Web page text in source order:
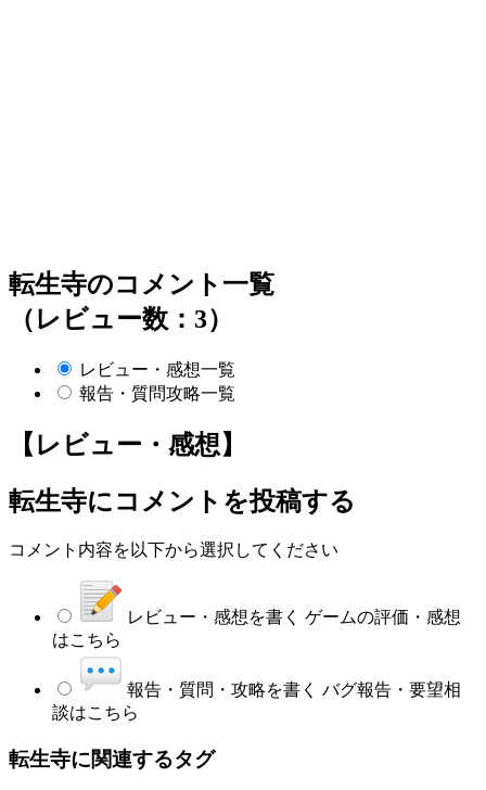
転生寺のコメント一覧
（レビュー数：3）
レビュー・感想一覧
報告・質問攻略一覧
【レビュー・感想】
転生寺にコメントを投稿する
コメント内容を以下から選択してください
レビュー・感想を書く ゲームの評価・感想
はこちら
報告・質問・攻略を書く バグ報告・要望相
談はこちら
転生寺に関連するタグ